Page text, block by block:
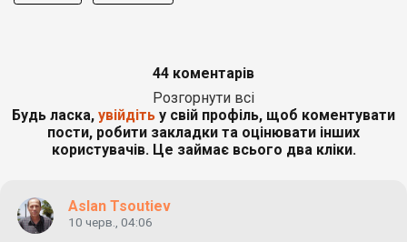
44 коментарів
Розгорнути всі
Будь ласка, увійдіть у свій профіль, щоб коментувати
пости, робити закладки та оцінювати інших
користувачів. Це займає всього два кліки.
Aslan Tsoutiev
10 черв., 04:06